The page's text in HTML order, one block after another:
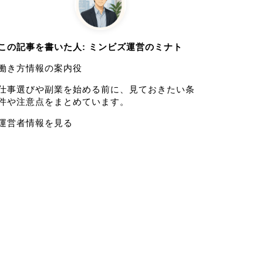
の記事を書いた人: ミンビズ運営のミナト
き方情報の案内役
事選びや副業を始める前に、見ておきたい条
や注意点をまとめています。
営者情報を見る